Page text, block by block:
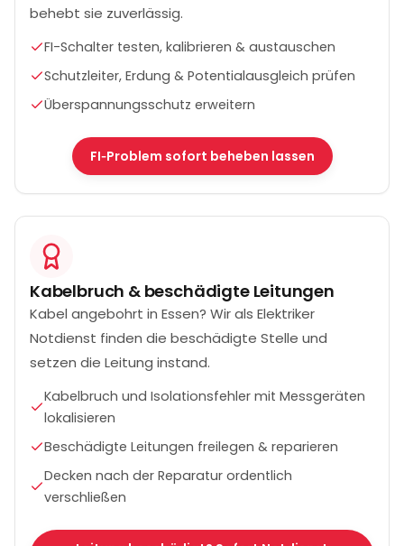
behebt sie zuverlässig.
FI-Schalter testen, kalibrieren & austauschen
Schutzleiter, Erdung & Potentialausgleich prüfen
Überspannungsschutz erweitern
FI‑Problem sofort beheben lassen
Kabelbruch & beschädigte Leitungen
Kabel angebohrt in Essen? Wir als Elektriker
Notdienst finden die beschädigte Stelle und
setzen die Leitung instand.
Kabelbruch und Isolationsfehler mit Messgeräten
lokalisieren
Beschädigte Leitungen freilegen & reparieren
Decken nach der Reparatur ordentlich
verschließen